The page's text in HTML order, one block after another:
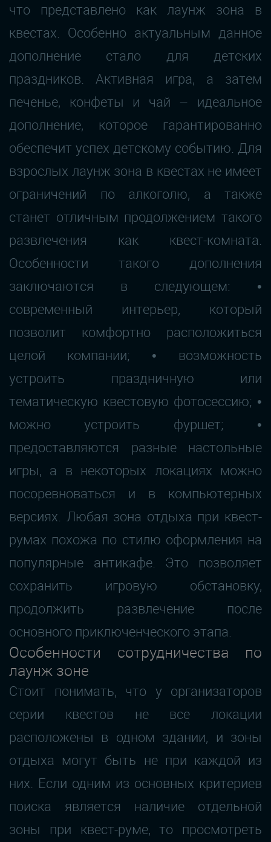
что представлено как лаунж зона в
квестах. Особенно актуальным данное
дополнение стало для детских
праздников. Активная игра, а затем
печенье, конфеты и чай – идеальное
дополнение, которое гарантированно
обеспечит успех детскому событию. Для
взрослых лаунж зона в квестах не имеет
ограничений по алкоголю, а также
станет отличным продолжением такого
развлечения как квест-комната.
Особенности такого дополнения
заключаются в следующем: •
современный интерьер, который
позволит комфортно расположиться
целой компании; • возможность
устроить праздничную или
тематическую квестовую фотосессию; •
можно устроить фуршет; •
предоставляются разные настольные
игры, а в некоторых локациях можно
посоревноваться и в компьютерных
версиях. Любая зона отдыха при квест-
румах похожа по стилю оформления на
популярные антикафе. Это позволяет
сохранить игровую обстановку,
продолжить развлечение после
основного приключенческого этапа.
Особенности сотрудничества по
лаунж зоне
Стоит понимать, что у организаторов
серии квестов не все локации
расположены в одном здании, и зоны
отдыха могут быть не при каждой из
них. Если одним из основных критериев
поиска является наличие отдельной
зоны при квест-руме, то просмотреть